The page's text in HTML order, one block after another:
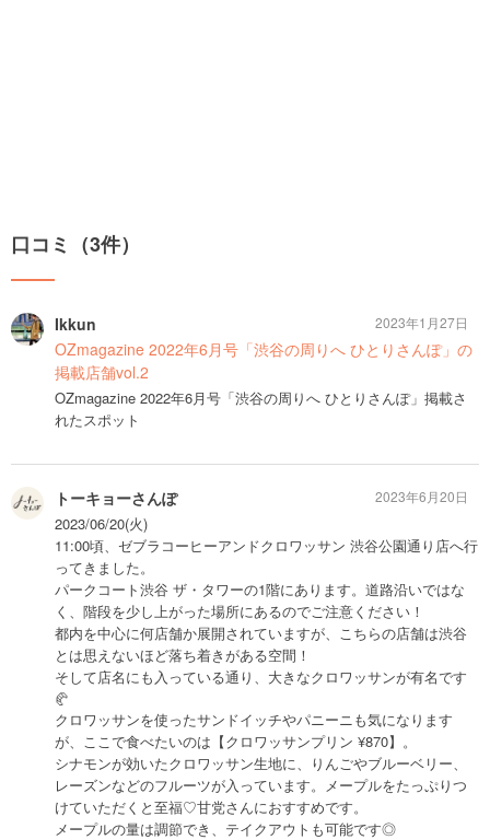
口コミ（3件）
Ikkun
OZmagazine 2022年6月号「渋谷の周りへ ひとりさんぽ」の
掲載店舗vol.2
OZmagazine 2022年6月号「渋谷の周りへ ひとりさんぽ」掲載さ
れたスポット
2023年1月27日
トーキョーさんぽ
2023/06/20(火)
11:00頃、ゼブラコーヒーアンドクロワッサン 渋谷公園通り店へ行
ってきました。
パークコート渋谷 ザ・タワーの1階にあります。道路沿いではな
く、階段を少し上がった場所にあるのでご注意ください！
都内を中心に何店舗か展開されていますが、こちらの店舗は渋谷
とは思えないほど落ち着きがある空間！
そして店名にも入っている通り、大きなクロワッサンが有名です
🥐
クロワッサンを使ったサンドイッチやパニーニも気になります
が、ここで食べたいのは【クロワッサンプリン ¥870】。
シナモンが効いたクロワッサン生地に、りんごやブルーベリー、
レーズンなどのフルーツが入っています。メープルをたっぷりつ
けていただくと至福♡甘党さんにおすすめです。
メープルの量は調節でき、テイクアウトも可能です◎
2023年6月20日